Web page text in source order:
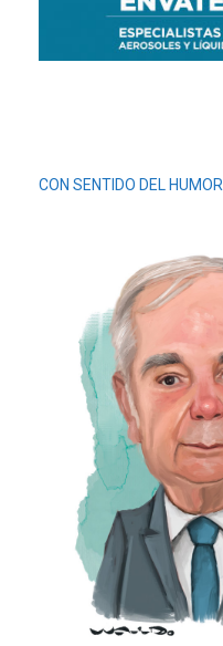
CON SENTIDO DEL HUMOR